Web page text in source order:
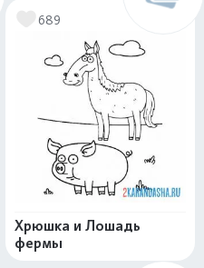
689
Хрюшка и Лошадь
фермы